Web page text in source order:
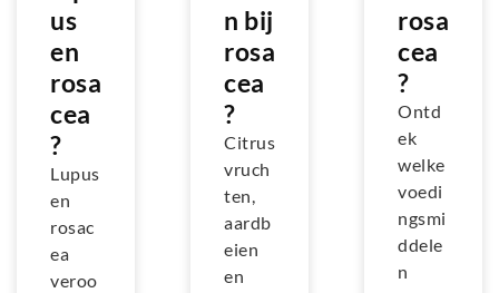
us
en
rosa
cea
?
Lupus
en
rosac
ea
veroo
n bij
rosa
cea
?
Citrus
vruch
ten,
aardb
eien
en
rosa
cea
?
Ontd
ek
welke
voedi
ngsmi
ddele
n